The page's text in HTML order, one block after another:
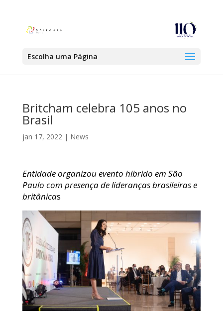
Escolha uma Página
Britcham celebra 105 anos no
Brasil
jan 17, 2022| News
Entidade organizou evento híbrido em São
Paulo com presença de lideranças brasileiras e
britânicas